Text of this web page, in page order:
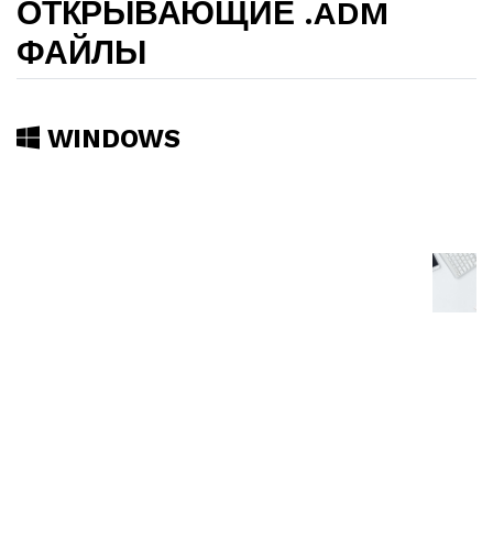
ОТКРЫВАЮЩИЕ .ADM
ФАЙЛЫ
WINDOWS